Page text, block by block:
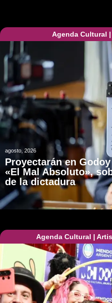
Agenda Cultural |
agosto, 2026
Proyectarán en
«El Mal Absoluto»,
de la dictadura
Agenda Cultural |